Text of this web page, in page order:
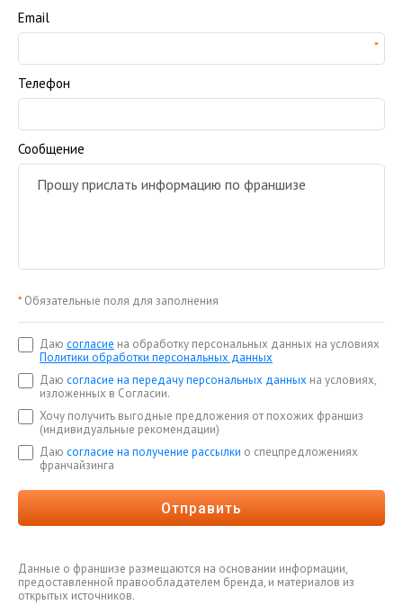
Email
Телефон
Сообщение
* Обязательные поля для заполнения
Даю согласие на обработку персональных данных на условиях
Политики обработки персональных данных
Даю согласие на передачу персональных данных на условиях,
изложенных в Согласии.
Хочу получить выгодные предложения от похожих франшиз
(индивидуальные рекомендации)
Даю согласие на получение рассылки о спецпредложениях
франчайзинга
Отправить
Данные о франшизе размещаются на основании информации,
предоставленной правообладателем бренда, и материалов из
открытых источников.